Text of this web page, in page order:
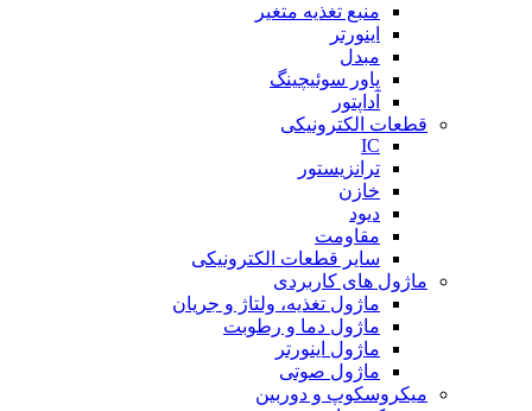
منبع تغذیه متغیر
اینورتر
مبدل
پاور سوئیچینگ
آداپتور
قطعات الکترونیکی
IC
ترانزیستور
خازن
دیود
مقاومت
سایر قطعات الکترونیکی
ماژول های کاربردی
ماژول تغذیه، ولتاژ و جریان
ماژول دما و رطوبت
ماژول اینورتر
ماژول صوتی
میکروسکوپ و دوربین